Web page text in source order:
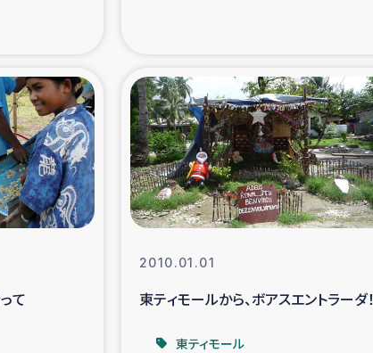
食べる
デニヤヤ小規模紅茶農家支援
アイナロ県マウベシ郡でのコーヒー畑改善事業
て
2010.01.01
東ティモールから、ボアスエントラーダ！
東ティモール